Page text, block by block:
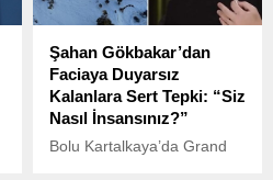
Şahan Gökbakar’dan
Faciaya Duyarsız
Kalanlara Sert Tepki: “Siz
Nasıl İnsansınız?”
Bolu Kartalkaya’da Grand